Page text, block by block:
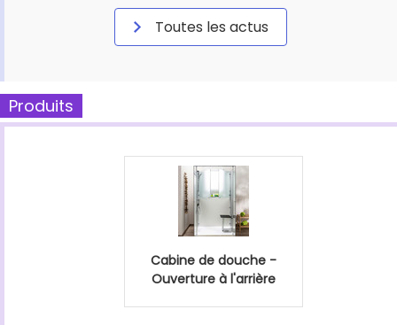
Toutes les actus
Produits
Cabine de douche -
Ouverture à l'arrière